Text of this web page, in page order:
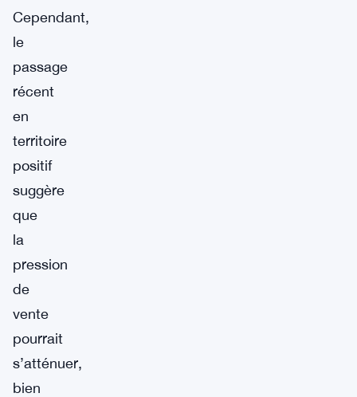
Cependant,
le
passage
récent
en
territoire
positif
suggère
que
la
pression
de
vente
pourrait
s’atténuer,
bien